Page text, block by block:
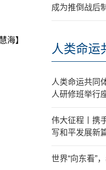
海】
成为推倒战后
人类命运
人类命运共同
人研修班举行
伟大征程丨携
写和平发展新
世界“向东看”